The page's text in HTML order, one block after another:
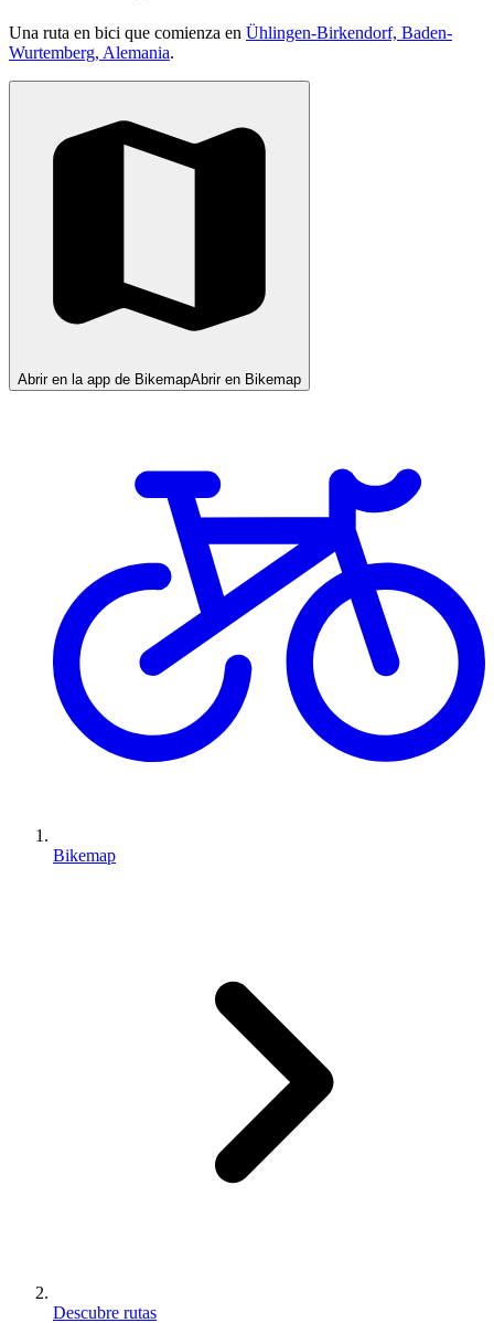
Una ruta en bici que comienza en Ühlingen-Birkendorf, Baden-
Wurtemberg, Alemania.
Abrir en la app de BikemapAbrir en Bikemap
Bikemap
Descubre rutas